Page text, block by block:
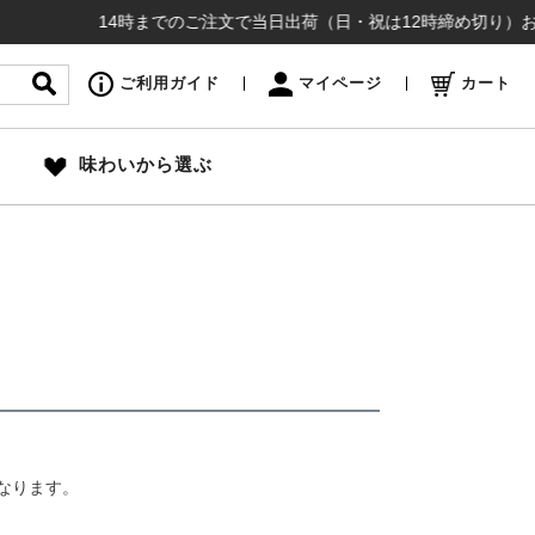
14時までのご注文で当日出荷（日・祝は12時締め切り）お
ご利用ガイド マイページ カート
味わいから選ぶ
ます。